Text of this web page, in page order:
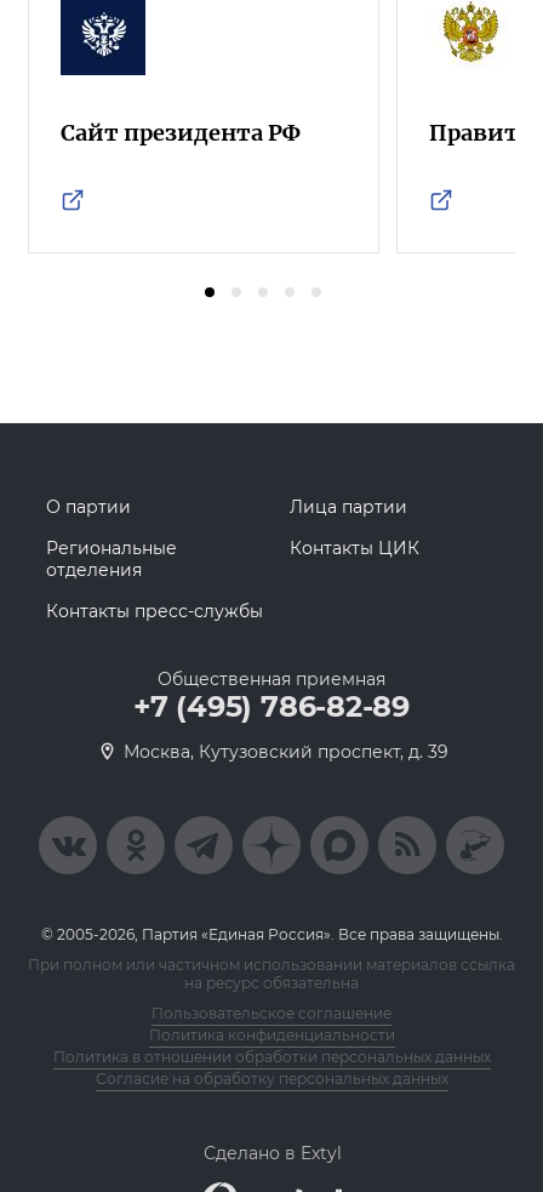
Сайт президента РФ
О партии
Лица партии
Региональные
отделения
Контакты ЦИК
Контакты пресс-службы
Общественная приемная
+7 (495) 786-82-89
Москва, Кутузовский проспект, д. 39
© 2005-2026, Партия «Единая Россия». Все права защищены.
При полном или частичном использовании материалов ссылка
на ресурс обязательна
Пользовательское соглашение
Политика конфиденциальности
Политика в отношении обработки персональных данных
Согласие на обработку персональных данных
Сделано в Extyl